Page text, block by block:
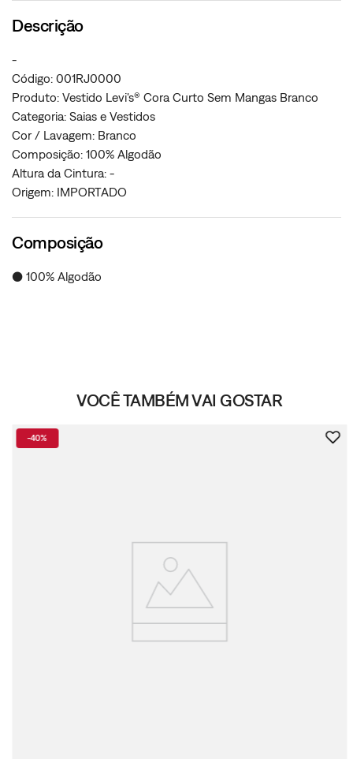
Descrição
-
Código: 001RJ0000
Produto: Vestido Levi's® Cora Curto Sem Mangas Branco
Categoria: Saias e Vestidos
Cor / Lavagem: Branco
Composição: 100% Algodão
Altura da Cintura: -
Origem: IMPORTADO
Composição
● 100% Algodão
VOCÊ TAMBÉM VAI GOSTAR
-40%